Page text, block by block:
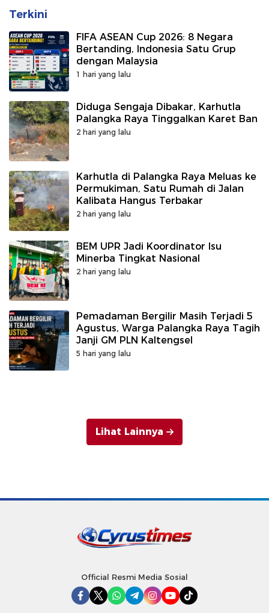
Terkini
FIFA ASEAN Cup 2026: 8 Negara
Bertanding, Indonesia Satu Grup
dengan Malaysia
1 hari yang lalu
Diduga Sengaja Dibakar, Karhutla
Palangka Raya Tinggalkan Karet Ban
2 hari yang lalu
Karhutla di Palangka Raya Meluas ke
Permukiman, Satu Rumah di Jalan
Kalibata Hangus Terbakar
2 hari yang lalu
BEM UPR Jadi Koordinator Isu
Minerba Tingkat Nasional
2 hari yang lalu
Pemadaman Bergilir Masih Terjadi 5
Agustus, Warga Palangka Raya Tagih
Janji GM PLN Kaltengsel
5 hari yang lalu
Lihat Lainnya
Official Resmi Media Sosial